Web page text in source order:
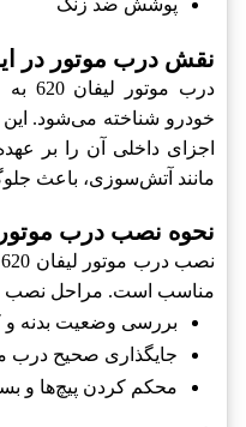
پوشش ضد زنگ
نقش درب موتور در
درب
خودرو شناخته می‌شود.
اجزای داخلی آن را بر
مانند آتش‌سوزی، باعث
نحوه نصب درب موتور
مناسب است. مراحل نصب
بررسی وضعیت بدنه و
جایگذاری صحیح درب
محکم کردن پیچ‌ها و